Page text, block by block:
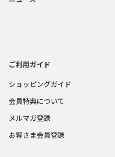
ご利用ガイド
ショッピングガイド
会員特典について
メルマガ登録
お客さま会員登録